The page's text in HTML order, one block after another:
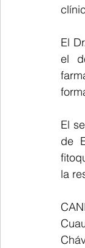
El
el
El
de
la